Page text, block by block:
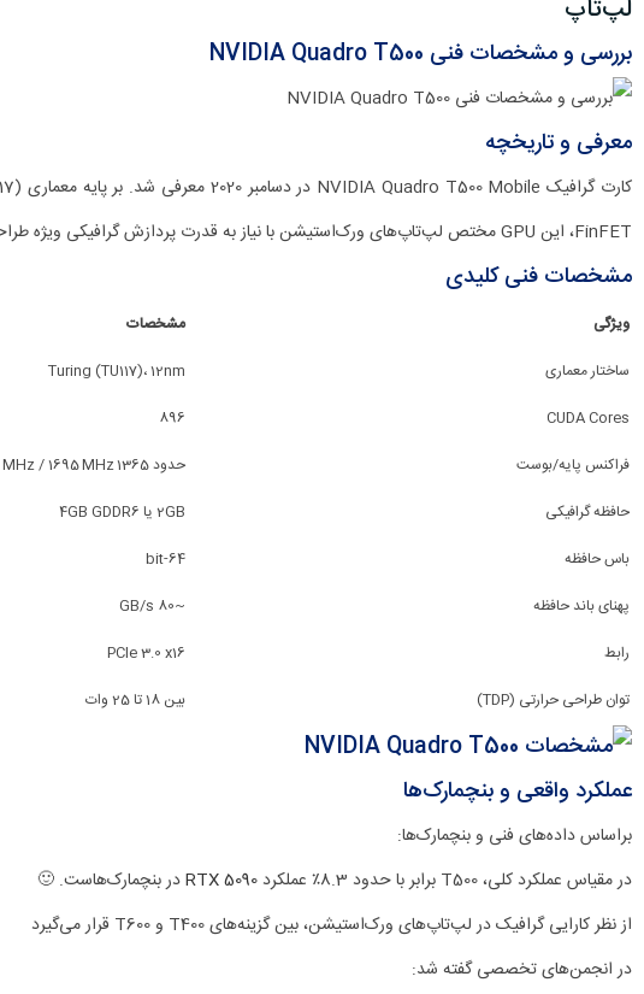
لپ‌تاپ
بررسی و مشخصات فنی NVIDIA Quadro T500
معرفی و تاریخچه
FinFET، این GPU مختص لپ‌تاپ‌های ورک‌استیشن با نیاز به قدرت پردازش گرافیکی ویژه طراحی شده است
مشخصات فنی کلیدی
ویژگی
مشخصات
ساختار معماری
Turing (TU117)، 12nm
CUDA Cores
896
فراکنس پایه/بوست
حدود 1365 MHz / 1695 MHz
حافظه گرافیکی
2GB یا 4GB GDDR6
باس حافظه
64-bit
پهنای باند حافظه
~80 GB/s
رابط
PCIe 3.0 x16
توان طراحی حرارتی (TDP)
بین 18 تا 25 وات
عملکرد واقعی و بنچمارک‌ها
براساس داده‌های فنی و بنچمارک‌ها:
در مقیاس عملکرد کلی، T500 برابر با حدود 8.3٪ عملکرد
RTX 5090در بنچمارک‌هاست. 🙂
از نظر کارایی گرافیک در لپ‌تاپ‌های ورک‌استیشن، بین گزینه‌های T400 و T600 قرار می‌گیرد
در انجمن‌های تخصصی گفته شد: